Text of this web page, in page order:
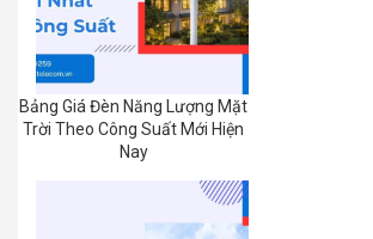
Bảng Giá Đèn Năng Lượng Mặt
Trời Theo Công Suất Mới Hiện
Nay